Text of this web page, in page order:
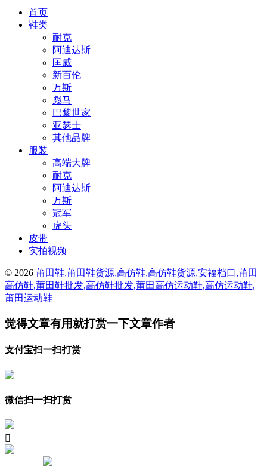
首页
鞋类
耐克
阿迪达斯
匡威
新百伦
万斯
彪马
巴黎世家
亚瑟士
其他品牌
服装
高端大牌
耐克
阿迪达斯
万斯
冠军
虎头
皮带
实拍视频
© 2026 莆田鞋,莆田鞋货源,高仿鞋,高仿鞋货源,安福档口,莆田
高仿鞋,莆田鞋批发,高仿鞋批发,莆田高仿运动鞋,高仿运动鞋,
莆田运动鞋
觉得文章有用就打赏一下文章作者
支付宝扫一扫打赏
微信扫一扫打赏
